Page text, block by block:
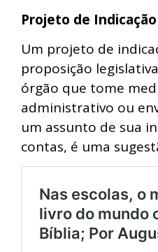
Projeto de Indicação
Um projeto de
proposição
órgão que tome
administrativo ou
um assunto de sua
contas, é uma